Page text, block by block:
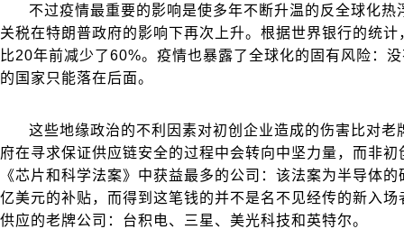
不过疫情最重要的影响是使多年不断升温的反全球化
关税在特朗普政府的影响下再次上升。根据世界银行的统
比20年前减少了60%。疫情也暴露了全球化的固有风险：
的国家只能落在后面。
这些地缘政治的不利因素对初创企业造成的伤害比对老
府在寻求保证供应链安全的过程中会转向中坚力量，而非
《芯片和科学法案》中获益最多的公司：该法案为半导体
亿美元的补贴，而得到这笔钱的并不是名不见经传的新入
供应的老牌公司：台积电、三星、美光科技和英特尔。